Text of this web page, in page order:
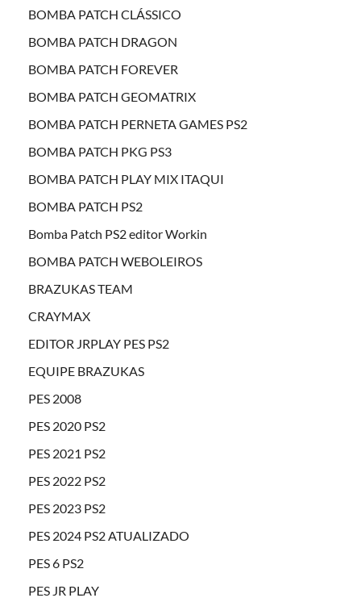
BOMBA PATCH CLÁSSICO
BOMBA PATCH DRAGON
BOMBA PATCH FOREVER
BOMBA PATCH GEOMATRIX
BOMBA PATCH PERNETA GAMES PS2
BOMBA PATCH PKG PS3
BOMBA PATCH PLAY MIX ITAQUI
BOMBA PATCH PS2
Bomba Patch PS2 editor Workin
BOMBA PATCH WEBOLEIROS
BRAZUKAS TEAM
CRAYMAX
EDITOR JRPLAY PES PS2
EQUIPE BRAZUKAS
PES 2008
PES 2020 PS2
PES 2021 PS2
PES 2022 PS2
PES 2023 PS2
PES 2024 PS2 ATUALIZADO
PES 6 PS2
PES JR PLAY